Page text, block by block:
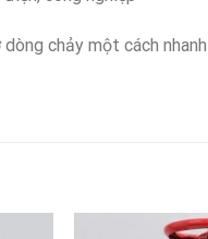
chảy một cách nhanh